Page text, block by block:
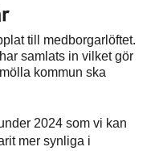
till medborgarlöftet.
samlats in vilket gör
kommun ska
2024 som vi kan
mer synliga i